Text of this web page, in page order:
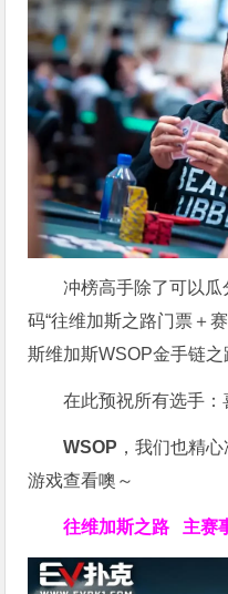
冲榜高手除了可以
码“往维加斯之路门票＋
斯维加斯WSOP金手链之
在此预祝所有选手：
WSOP ，我们也精
游戏查看噢～
往维加斯之路 主赛